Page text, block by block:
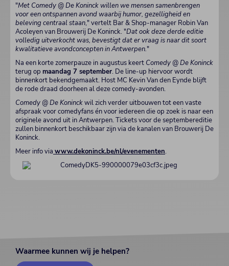
"Met Comedy @ De Koninck willen we mensen samenbrengen
voor een ontspannen avond waarbij humor, gezelligheid en
beleving centraal staan," vertelt Bar & Shop-manager Robin Van
Acoleyen van Brouwerij De Koninck. "Dat ook deze derde editie
volledig uitverkocht was, bevestigt dat er vraag is naar dit soort
kwalitatieve avondconcepten in Antwerpen."
Na een korte zomerpauze in augustus keert Comedy @ De Koninck
terug op maandag 7 september. De line-up hiervoor wordt
binnenkort bekendgemaakt. Host MC Kevin Van den Eynde blijft
de rode draad doorheen al deze comedy-avonden.
Comedy @ De Koninckwil zich verder uitbouwen tot een vaste
afspraak voor comedyfans én voor iedereen die op zoek is naar een
originele avond uit in Antwerpen. Tickets voor de septembereditie
zullen binnenkort beschikbaar zijn via de kanalen van Brouwerij De
Koninck.
Meer info via www.dekoninck.be/nl/evenementen.
Waarmee kunnen wij je helpen?